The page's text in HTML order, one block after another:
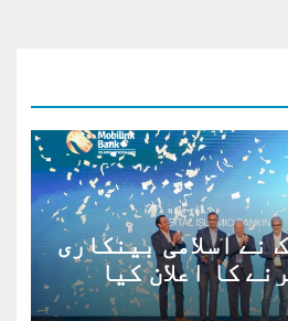
نے اسلامی بینکاری
کا اعلان کیا